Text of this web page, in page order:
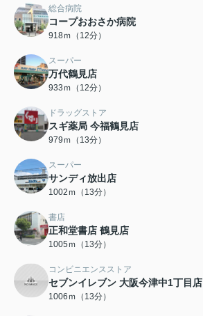
総合病院
コープおおさか病院
918ｍ（12分）
スーパー
万代鶴見店
933ｍ（12分）
ドラッグストア
スギ薬局 今福鶴見店
979ｍ（13分）
スーパー
サンディ放出店
1002ｍ（13分）
書店
正和堂書店 鶴見店
1005ｍ（13分）
コンビニエンスストア
セブンイレブン 大阪今津中1丁目店
1006ｍ（13分）